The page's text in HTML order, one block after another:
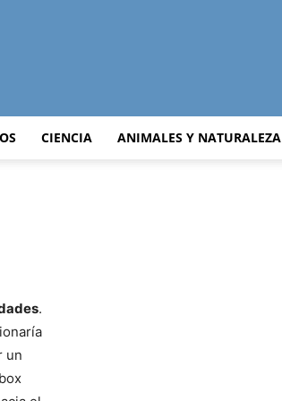
Curiosidades
CIENCIA ANIMALES Y NATURALEZA
.
un